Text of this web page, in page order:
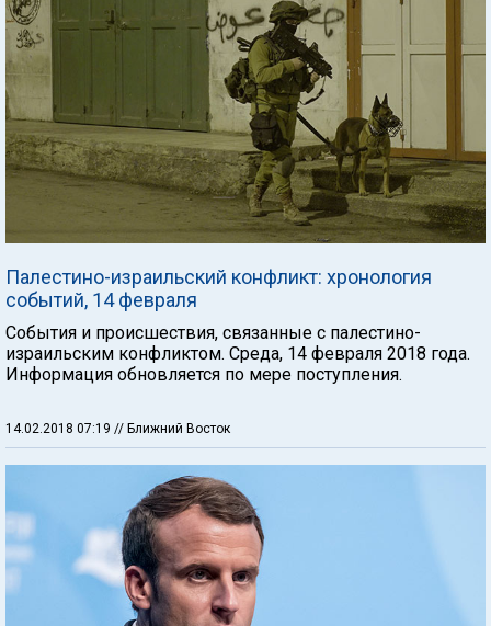
Палестино-израильский конфликт: хронология
событий, 14 февраля
События и происшествия, связанные с палестино-
израильским конфликтом. Среда, 14 февраля 2018 года.
Информация обновляется по мере поступления.
14.02.2018 07:19 // Ближний Восток